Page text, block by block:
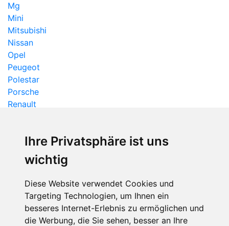
Ihre Privatsphäre ist uns
wichtig
Diese Website verwendet Cookies und
Targeting Technologien, um Ihnen ein
besseres Internet-Erlebnis zu ermöglichen und
die Werbung, die Sie sehen, besser an Ihre
Mg
Mini
Mitsubishi
Nissan
Opel
Peugeot
Polestar
Porsche
Renault
Smart
Ssangyong
Subaru
Suzuki
Tesla
Toyota
Volvo